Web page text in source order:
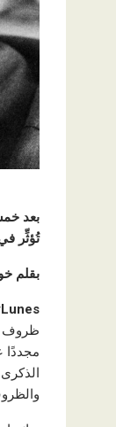
بعد
تُؤثِّر
بقلم
–
مجددًا